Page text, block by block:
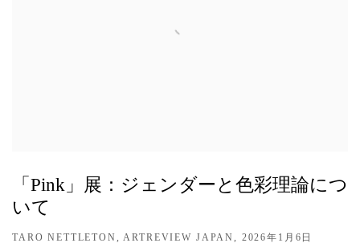
「Pink」展：ジェンダーと色彩理論につ
いて
TARO NETTLETON, ARTREVIEW JAPAN, 2026年1月6日